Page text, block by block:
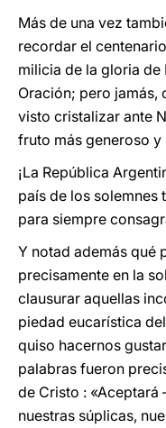
Más de una vez
recordar el
milicia de la gloria de
Oración; pero jamás,
visto cristalizar ante
fruto más generoso y
¡La República
país de los solemnes
para siempre
Y notad además qué
precisamente en la
clausurar aquellas
piedad eucarística
quiso hacernos
palabras fueron
de Cristo :
nuestras súplicas,